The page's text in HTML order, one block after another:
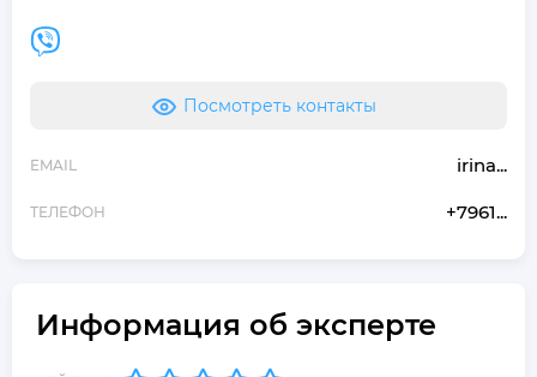
Посмотреть контакты
EMAIL irina...
ТЕЛЕФОН +7961...
Информация об эксперте